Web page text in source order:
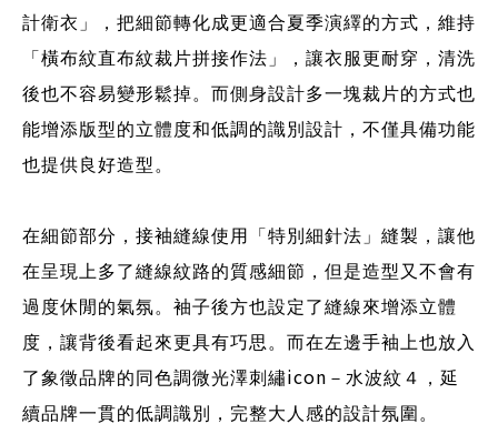
計衛衣」，把細節轉化成更適合夏季演繹的方式，維持
「橫布紋直布紋裁片拼接作法」，讓衣服更耐穿，清洗
後也不容易變形鬆掉。而側身設計多一塊裁片的方式也
能增添版型的立體度和低調的識別設計，不僅具備功能
也提供良好造型。
在細節部分，接袖縫線使用「特別細針法」縫製，讓他
在呈現上多了縫線紋路的質感細節，但是造型又不會有
過度休閒的氣氛。袖子後方也設定了縫線來增添立體
度，讓背後看起來更具有巧思。而在左邊手袖上也放入
了象徵品牌的同色調微光澤刺繡icon －水波紋４，延
續品牌一貫的低調識別，完整大人感的設計氛圍。